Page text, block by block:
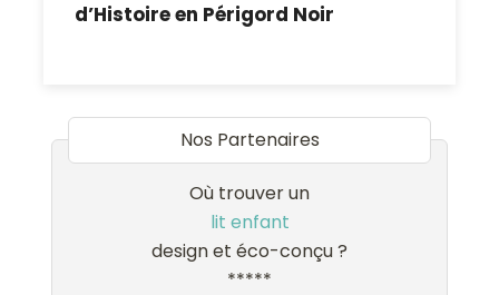
d’Histoire en Périgord Noir
Nos Partenaires
Où trouver un
lit enfant
design et éco-conçu ?
*****